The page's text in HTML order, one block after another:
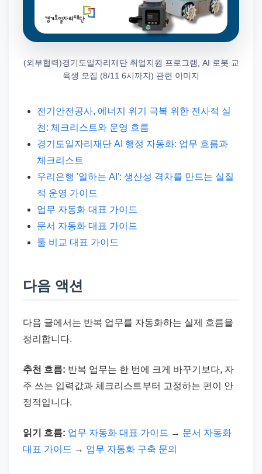
(외부협력)경기도일자리재단 취업지원 프로그램, AI 로봇 교
육생 모집 (8/11 6시까지) 관련 이미지
전기안전공사, 에너지 위기 극복 위한 전사적 실
천: 체크리스트와 운영 흐름
경기도일자리재단 AI 행정 자동화: 업무 흐름과
체크리스트
우리은행 '일하는 AI': 생산성 격차를 만드는 실질
적 운영 가이드
업무 자동화 대표 가이드
문서 자동화 대표 가이드
툴 비교 대표 가이드
다음 액션
다음 글에서는 반복 업무를 자동화하는 실제 흐름을
정리합니다.
추천 흐름: 반복 업무는 한 번에 크게 바꾸기보다, 자
주 쓰는 입력값과 체크리스트부터 고정하는 편이 안
정적입니다.
읽기 흐름: 업무 자동화 대표 가이드 → 문서 자동화
대표 가이드 → 업무 자동화 구축 문의